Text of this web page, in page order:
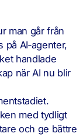
man går från
AI‑agenter,
handlade
när AI nu blir
med tydligt
och ge bättre